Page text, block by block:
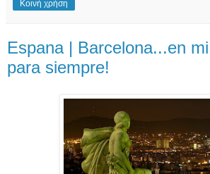
Κοινή χρήση
Espana | Barcelona...en
para siempre!